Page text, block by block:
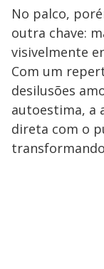
No palco,
outra chave:
visivelmente
Com um
desilusões
autoestima, a
direta com o